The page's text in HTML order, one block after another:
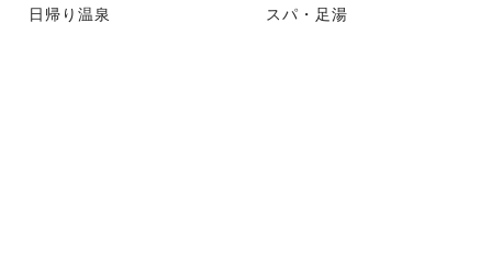
日帰り温泉 スパ・足湯